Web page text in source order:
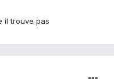
il trouve pas